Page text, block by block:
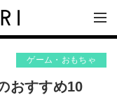
ゲーム・おもちゃ
おすすめ10